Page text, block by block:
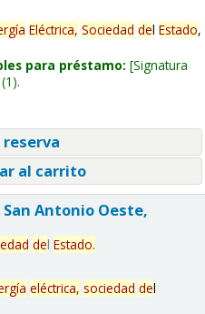
Eléctrica, Sociedad del Estado,
para préstamo: Signatura
(1).
al carrito
Antonio Oeste,
del Estado.
eléctrica, sociedad del